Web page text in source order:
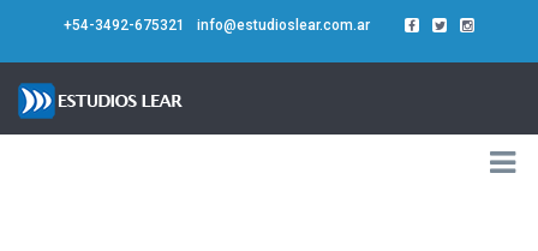
+54-3492-675321 info@estudioslear.com.ar